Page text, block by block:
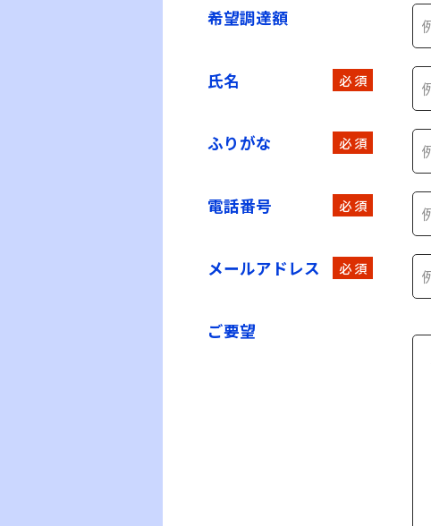
希望調達額
氏名 必 須
ふりがな 必 須
電話番号 必 須
メールアドレス 必 須
ご要望